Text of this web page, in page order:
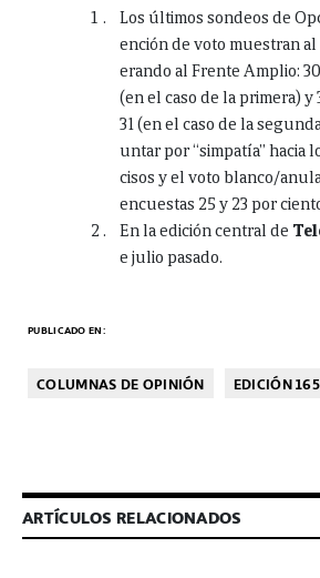
Los últimos sondeos de
ención de voto muestran
erando al Frente Amplio:
(en el caso de la primera)
31 (en el caso de la
untar por “simpatía” hacia
cisos y el voto blanco/
encuestas 25 y 23 por
En la edición central de
e julio pasado.
PUBLICADO EN:
COLUMNAS DE OPINIÓN EDICIÓN
ARTÍCULOS RELACIONADOS